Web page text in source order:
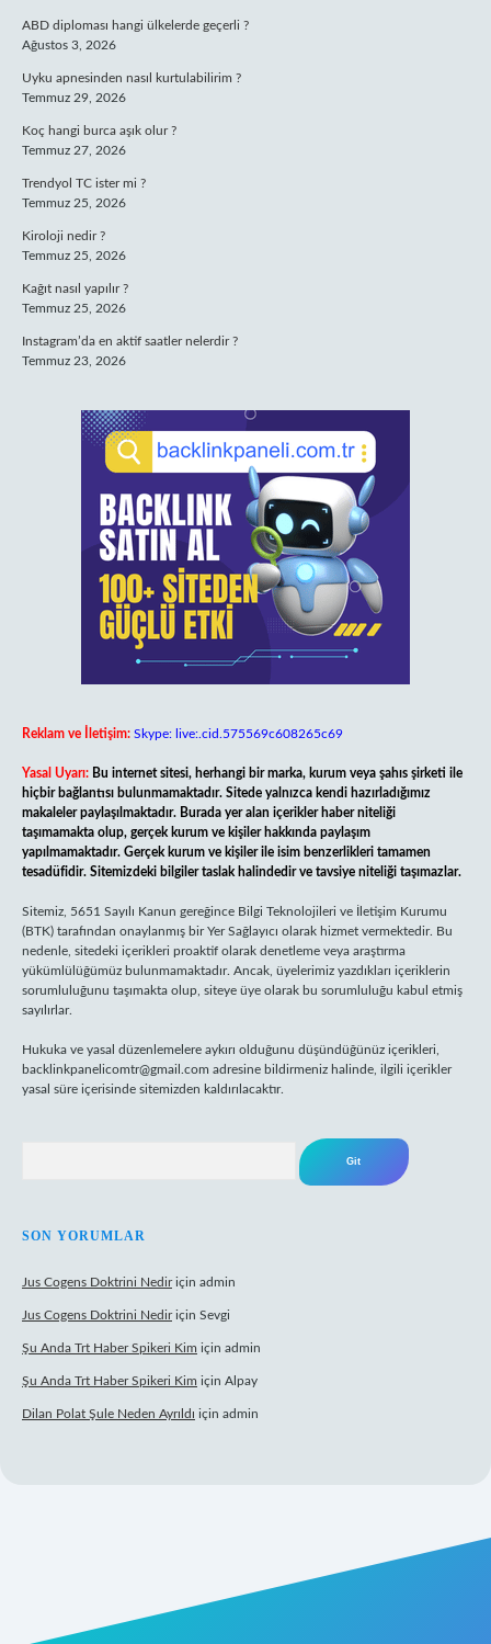
ABD diploması hangi ülkelerde geçerli ?
Ağustos 3, 2026
Uyku apnesinden nasıl kurtulabilirim ?
Temmuz 29, 2026
Koç hangi burca aşık olur ?
Temmuz 27, 2026
Trendyol TC ister mi ?
Temmuz 25, 2026
Kiroloji nedir ?
Temmuz 25, 2026
Kağıt nasıl yapılır ?
Temmuz 25, 2026
Instagram’da en aktif saatler nelerdir ?
Temmuz 23, 2026
Reklam ve İletişim: Skype: live:.cid.575569c608265c69
Yasal Uyarı: Bu internet sitesi, herhangi bir marka, kurum veya şahıs şirketi ile
hiçbir bağlantısı bulunmamaktadır. Sitede yalnızca kendi hazırladığımız
makaleler paylaşılmaktadır. Burada yer alan içerikler haber niteliği
taşımamakta olup, gerçek kurum ve kişiler hakkında paylaşım
yapılmamaktadır. Gerçek kurum ve kişiler ile isim benzerlikleri tamamen
tesadüfidir. Sitemizdeki bilgiler taslak halindedir ve tavsiye niteliği taşımazlar.
Sitemiz, 5651 Sayılı Kanun gereğince Bilgi Teknolojileri ve İletişim Kurumu
(BTK) tarafından onaylanmış bir Yer Sağlayıcı olarak hizmet vermektedir. Bu
nedenle, sitedeki içerikleri proaktif olarak denetleme veya araştırma
yükümlülüğümüz bulunmamaktadır. Ancak, üyelerimiz yazdıkları içeriklerin
sorumluluğunu taşımakta olup, siteye üye olarak bu sorumluluğu kabul etmiş
sayılırlar.
Hukuka ve yasal düzenlemelere aykırı olduğunu düşündüğünüz içerikleri,
backlinkpanelicomtr@gmail.com adresine bildirmeniz halinde, ilgili içerikler
yasal süre içerisinde sitemizden kaldırılacaktır.
SON YORUMLAR
Jus Cogens Doktrini Nediriçin admin
Jus Cogens Doktrini Nediriçin Sevgi
Şu Anda Trt Haber Spikeri Kim için admin
Şu Anda Trt Haber Spikeri Kim için Alpay
Dilan Polat Şule Neden Ayrıldı için admin